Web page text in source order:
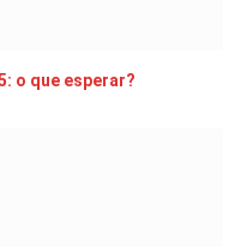
o que esperar?